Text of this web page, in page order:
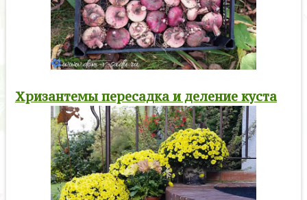
Хризантемы пересадка и деление куста